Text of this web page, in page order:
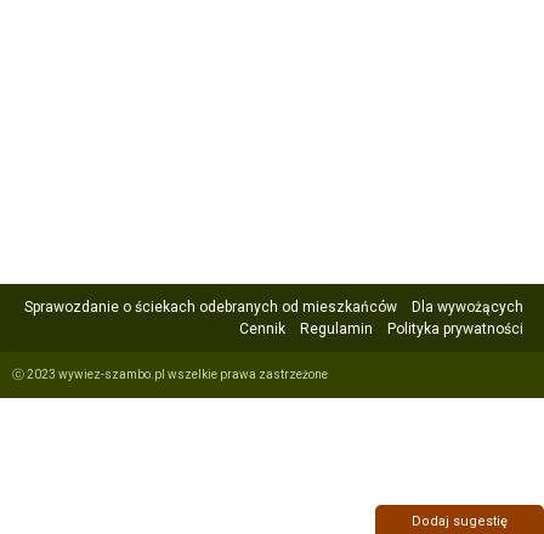
Sprawozdanie o ściekach odebranych od mieszkańców
Dla wywożących
Cennik
Regulamin Polityka prywatności
ⓒ 2023 wywiez-szambo.pl wszelkie prawa zastrzeżone
Dodaj sugestię